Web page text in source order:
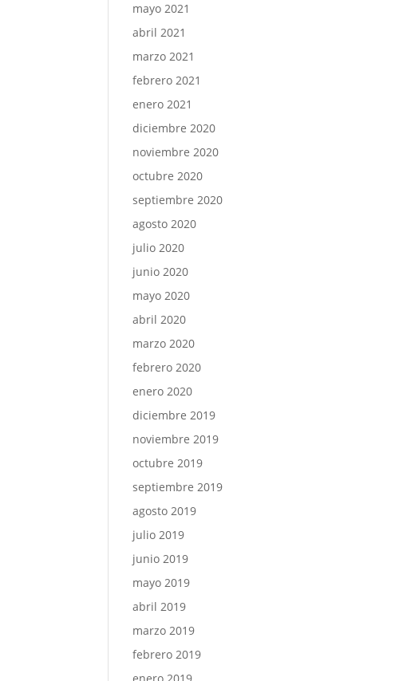
mayo 2021
abril 2021
marzo 2021
febrero 2021
enero 2021
diciembre 2020
noviembre 2020
octubre 2020
septiembre 2020
agosto 2020
julio 2020
junio 2020
mayo 2020
abril 2020
marzo 2020
febrero 2020
enero 2020
diciembre 2019
noviembre 2019
octubre 2019
septiembre 2019
agosto 2019
julio 2019
junio 2019
mayo 2019
abril 2019
marzo 2019
febrero 2019